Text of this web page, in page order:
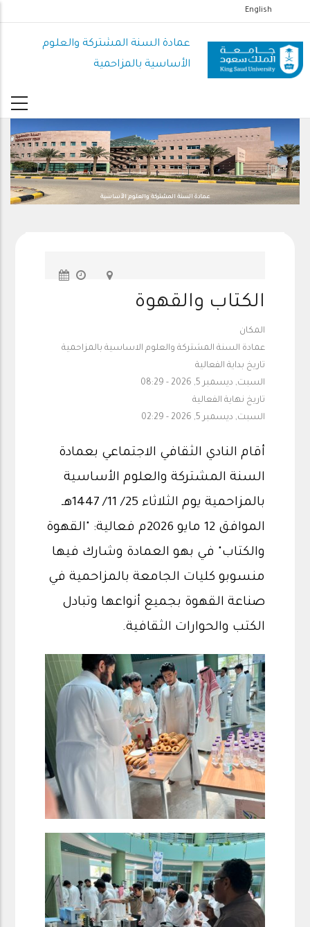
إلى
المحتوى
الرئيسي
English
عمادة السنة المشتركة والعلوم
الأساسية بالمزاحمية
عمادة السنة المشتركة والعلوم الأساسية
الكتاب والقهوة
المكان
عمادة السنة المشتركة والعلوم الاساسية بالمزاحمية
تاريخ بداية الفعالية
السبت, ديسمبر 5, 2026 - 08:29
تاريخ نهاية الفعالية
السبت, ديسمبر 5, 2026 - 02:29
أقام النادي الثقافي الاجتماعي بعمادة
السنة المشتركة والعلوم الأساسية
بالمزاحمية يوم الثلاثاء 25/ 11/ 1447هـ
الموافق 12 مايو 2026م فعالية: "القهوة
والكتاب" في بهو العمادة وشارك فيها
منسوبو كليات الجامعة بالمزاحمية في
صناعة القهوة بجميع أنواعها وتبادل
الكتب والحوارات الثقافية.